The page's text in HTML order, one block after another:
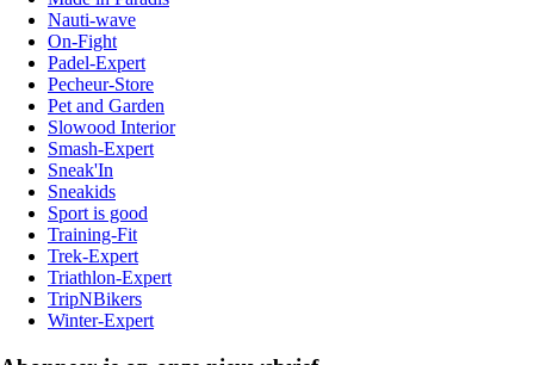
Nauti-wave
On-Fight
Padel-Expert
Pecheur-Store
Pet and Garden
Slowood Interior
Smash-Expert
Sneak'In
Sneakids
Sport is good
Training-Fit
Trek-Expert
Triathlon-Expert
TripNBikers
Winter-Expert